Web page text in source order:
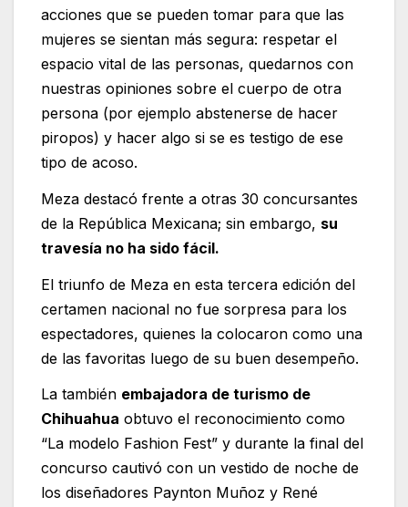
acciones que se pueden tomar para que las
mujeres se sientan más segura: respetar el
espacio vital de las personas, quedarnos con
nuestras opiniones sobre el cuerpo de otra
persona (por ejemplo abstenerse de hacer
piropos) y hacer algo si se es testigo de ese
tipo de acoso.
Meza destacó frente a otras 30 concursantes
de la República Mexicana; sin embargo, su
travesía no ha sido fácil.
El triunfo de Meza en esta tercera edición del
certamen nacional no fue sorpresa para los
espectadores, quienes la colocaron como una
de las favoritas luego de su buen desempeño.
La también embajadora de turismo de
Chihuahua obtuvo el reconocimiento como
“La modelo Fashion Fest” y durante la final del
concurso cautivó con un vestido de noche de
los diseñadores Paynton Muñoz y René